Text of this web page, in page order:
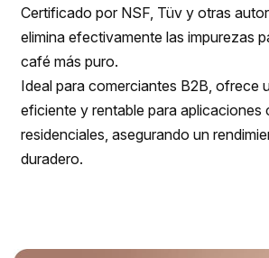
Certificado por NSF, Tüv y otras
elimina efectivamente las impurezas
café más puro.
Ideal para comerciantes B2B, ofrece
eficiente y rentable para aplicaciones
residenciales, asegurando un
duradero.